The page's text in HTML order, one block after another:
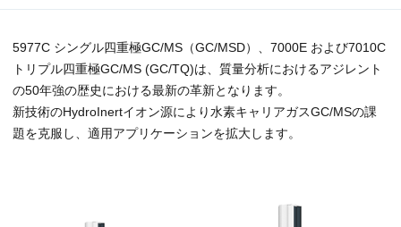
5977C シングル四重極GC/MS（GC/MSD）、7000E および7010C
トリプル四重極GC/MS (GC/TQ)は、質量分析におけるアジレント
の50年強の歴史における最新の革新となります。
新技術のHydroInertイオン源により水素キャリアガスGC/MSの課
題を克服し、適用アプリケーションを拡大します。